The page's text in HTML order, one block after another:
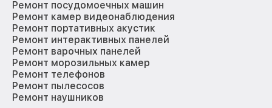
Ремонт посудомоечных машин
Ремонт камер видеонаблюдения
Ремонт портативных акустик
Ремонт интерактивных панелей
Ремонт варочных панелей
Ремонт морозильных камер
Ремонт телефонов
Ремонт пылесосов
Ремонт наушников